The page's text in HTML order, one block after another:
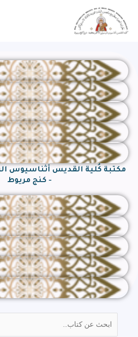
المحتوى
مكتبة كُلية القديس أثناسيوس
- كنج مريوط